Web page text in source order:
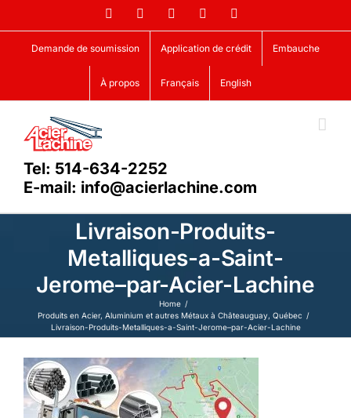
to
content
FacebookLinkedIn YouTube
Demande de soumission Application de crédit Embauche
À propos Français English
Tel: 514-634-2252
E-mail: info@acierlachine.com
Livraison-Produits-
Metalliques-a-Saint-
Jerome–par-Acier-Lachine
Home
Produits en Acier, Aluminium et autres Métaux à Châteauguay, Québec
Livraison-Produits-Metalliques-a-Saint-Jerome–par-Acier-Lachine